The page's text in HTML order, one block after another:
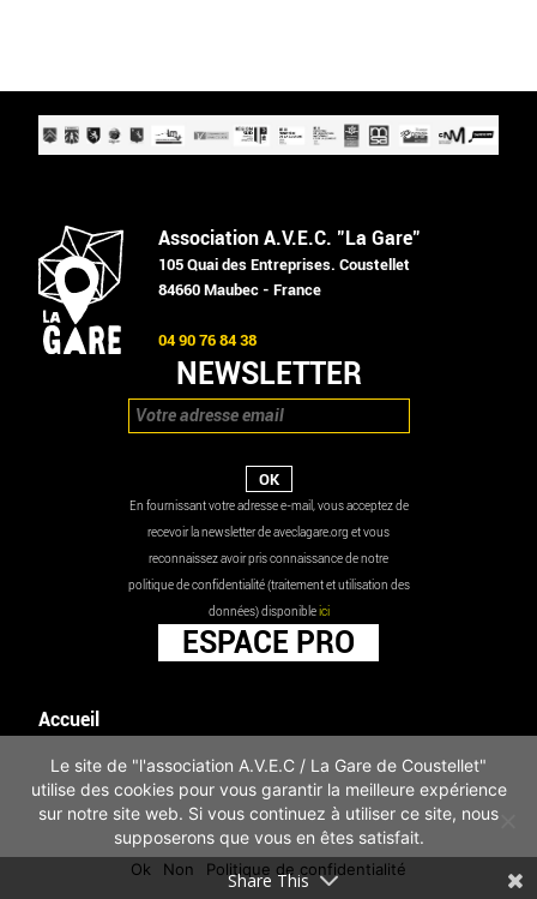
Association A.V.E.C. "La Gare"
105 Quai des Entreprises. Coustellet
84660 Maubec - France
04 90 76 84 38
NEWSLETTER
En fournissant votre adresse e-mail, vous acceptez de
recevoir la newsletter de aveclagare.org et vous
reconnaissez avoir pris connaissance de notre
politique de confidentialité (traitement et utilisation des
données) disponibleici
ESPACE PRO
Accueil
Les actualités
Mentions légales
Infos pratiques
Politique de confidentialité
Share This
Le site de "l'association A.V.E.C / La Gare de Coustellet"
utilise des cookies pour vous garantir la meilleure expérience
sur notre site web. Si vous continuez à utiliser ce site, nous
supposerons que vous en êtes satisfait.
Ok Non Politique de confidentialité